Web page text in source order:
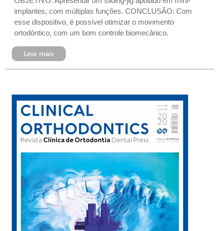
implantes, com múltiplas funções. CONCLUSÃO : Com
esse dispositivo, é possível otimizar o movimento
ortodôntico, com um bom controle biomecânico.
Leia mais